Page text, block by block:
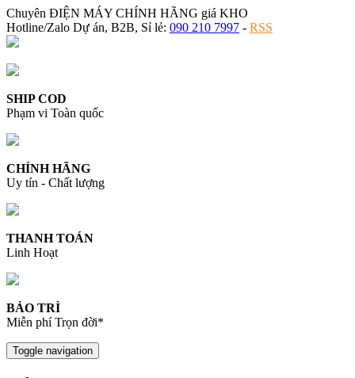
Chuyên ĐIỆN MÁY CHÍNH HÃNG giá KHO
Hotline/Zalo Dự án, B2B, Sỉ lẻ: 090 210 7997 - RSS
SHIP COD
Phạm vi Toàn quốc
CHÍNH HÃNG
Uy tín - Chất lượng
THANH TOÁN
Linh Hoạt
BẢO TRÌ
Miễn phí Trọn đời*
Toggle navigation